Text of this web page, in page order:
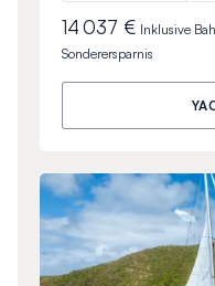
14 037 € Inklusive
Sonderersparnis